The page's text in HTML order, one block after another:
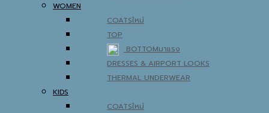
WOMEN
COATS
TOP
BOTTOM
DRESSES & AIRPORT LOOKS
THERMAL UNDERWEAR
KIDS
COATS